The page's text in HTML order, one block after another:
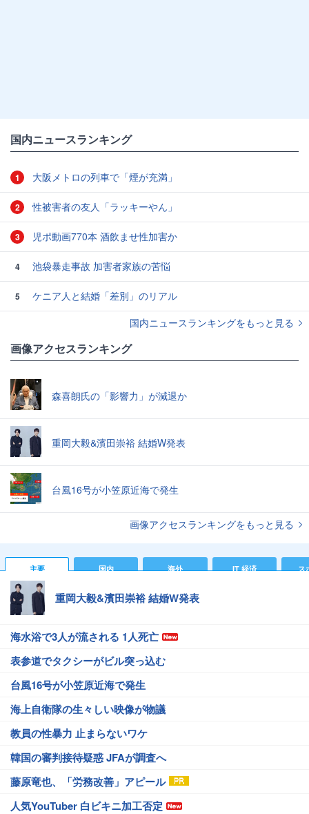
国内ニュースランキング
1 大阪メトロの列車で「煙が充満」
2 性被害者の友人「ラッキーやん」
3 児ポ動画770本 酒飲ませ性加害か
4 池袋暴走事故 加害者家族の苦悩
5
ケニア人と結婚「差別」のリアル
国内ニュースランキングをもっと見る
画像アクセスランキング
森喜朗氏の「影響力」が減退か
重岡大毅&濱田崇裕 結婚W発表
台風16号が小笠原近海で発生
画像アクセスランキングをもっと見る
主要 国内 海外 IT 経済 ス
重岡大毅&濱田崇裕 結婚W発表
海水浴で3人が流される 1人死亡
表参道でタクシーがビル突っ込む
台風16号が小笠原近海で発生
海上自衛隊の生々しい映像が物議
教員の性暴力 止まらないワケ
韓国の審判接待疑惑 JFAが調査へ
藤原竜也、「労務改善」アピール
人気YouTuber 白ビキニ加工否定